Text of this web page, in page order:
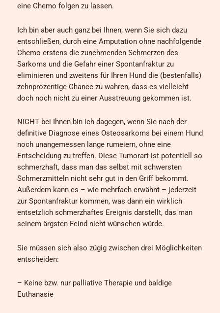
eine Chemo folgen zu lassen.
Ich bin aber auch ganz bei Ihnen, wenn Sie sich dazu
entschließen, durch eine Amputation ohne nachfolgende
Chemo erstens die zunehmenden Schmerzen des
Sarkoms und die Gefahr einer Spontanfraktur zu
eliminieren und zweitens für Ihren Hund die (bestenfalls)
zehnprozentige Chance zu wahren, dass es vielleicht
doch noch nicht zu einer Ausstreuung gekommen ist.
NICHT bei Ihnen bin ich dagegen, wenn Sie nach der
definitive Diagnose eines Osteosarkoms bei einem Hund
noch unangemessen lange rumeiern, ohne eine
Entscheidung zu treffen. Diese Tumorart ist potentiell so
schmerzhaft, dass man das selbst mit schwersten
Schmerzmitteln nicht sehr gut in den Griff bekommt.
Außerdem kann es – wie mehrfach erwähnt – jederzeit
zur Spontanfraktur kommen, was dann ein wirklich
entsetzlich schmerzhaftes Ereignis darstellt, das man
seinem ärgsten Feind nicht wünschen würde.
Sie müssen sich also zügig zwischen drei Möglichkeiten
entscheiden:
– Keine bzw. nur palliative Therapie und baldige
Euthanasie